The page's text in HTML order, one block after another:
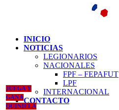
INICIO
NOTICIAS
LEGIONARIOS
NACIONALES
FPF – FEPAFUT
LPF
INTERNACIONAL
CONTACTO
JUEGA Y
GANA
QUINIELA